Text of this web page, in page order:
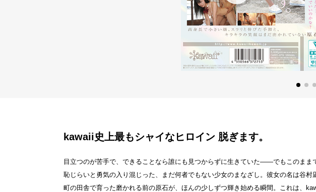
kawaii史上最もシャイなヒロイン 脱ぎます。
目立つのが苦手で、できることなら誰にも見つからずに生きていた――でもこのまま
恥じらいと勇気の入り混じった、まだ何者でもない少女のまなざし。彼女の名は谷
町の田舎で育った磨かれる前の原石が、ほんの少しずつ輝き始める瞬間。これは、